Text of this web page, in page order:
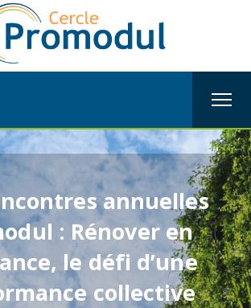
annuelles
: Rénover en
le défi d’une
collective